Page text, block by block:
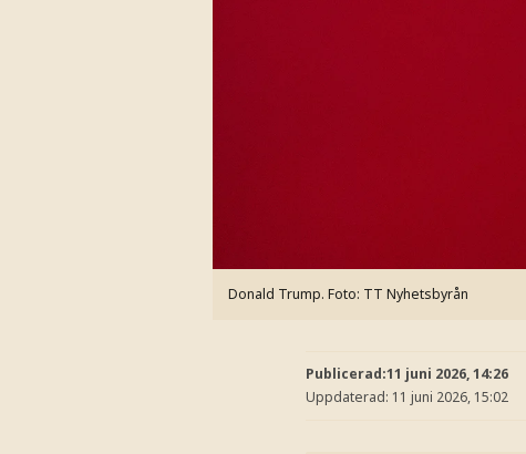
Donald Trump. Foto: TT Nyhetsbyrån
Publicerad:11 juni 2026, 14:26
Uppdaterad: 11 juni 2026, 15:02